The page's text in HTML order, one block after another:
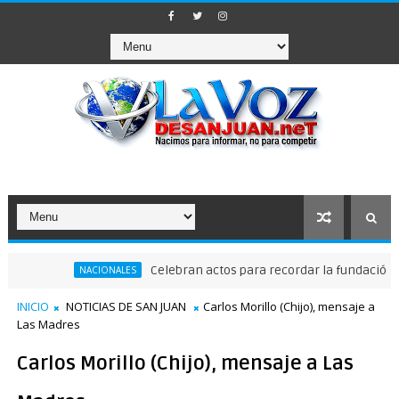
NACIONALES Celebran actos para recordar la fundación de
INICIO NOTICIAS DE SAN JUAN
Carlos Morillo (Chijo), mensaje a
Las Madres
Carlos Morillo (Chijo), mensaje a Las